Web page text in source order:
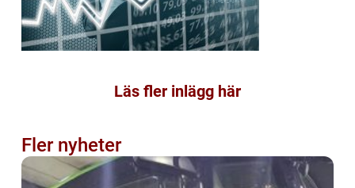
Läs fler inlägg här
Fler nyheter